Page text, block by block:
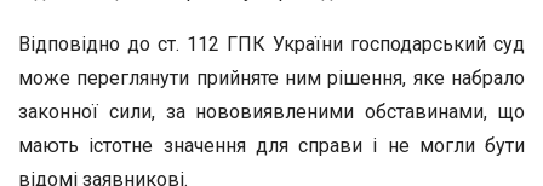
Відповідно до ст. 112 ГПК України господарський суд
може переглянути прийняте ним рішення, яке набрало
законної сили, за нововиявленими обставинами, що
мають істотне значення для справи і не могли бути
відомі заявникові.